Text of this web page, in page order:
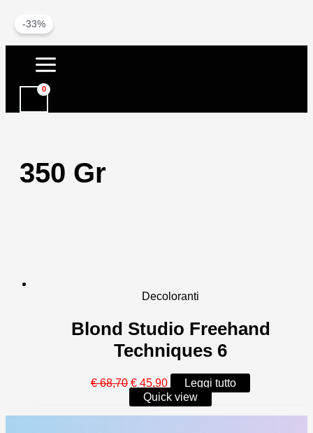
contenuto
350 Gr
-33%
Decoloranti
Blond Studio Freehand
Techniques 6
€68,70 Il
prezzo
originale
€ 45,90Il
prezzo
attuale
Leggi tutto
Quick view